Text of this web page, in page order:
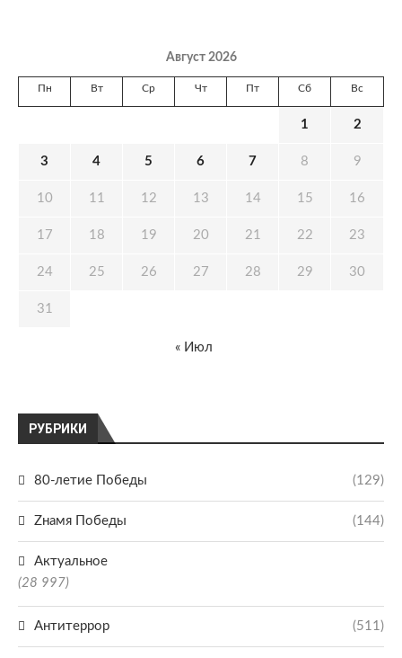
РУБРИКИ
80-летие Победы (129)
Zнамя Победы (144)
Актуальное
(28 997)
Антитеррор (511)
Август 2026
Пн Вт Ср Чт Пт Сб Вс
1 2
3 4 5 6 7 8 9
10 11 12 13 14 15 16
17 18 19 20 21 22 23
24 25 26 27 28 29 30
31
« Июл